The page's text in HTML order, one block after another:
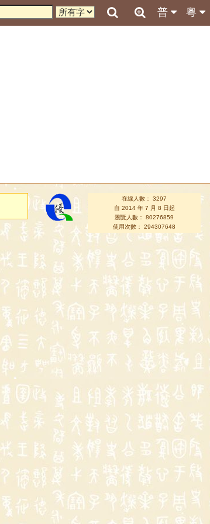
粵
普
在線人數： 3297
自 2014 年 7 月 8 日起
瀏覽人數： 80276859
使用次數： 294307648